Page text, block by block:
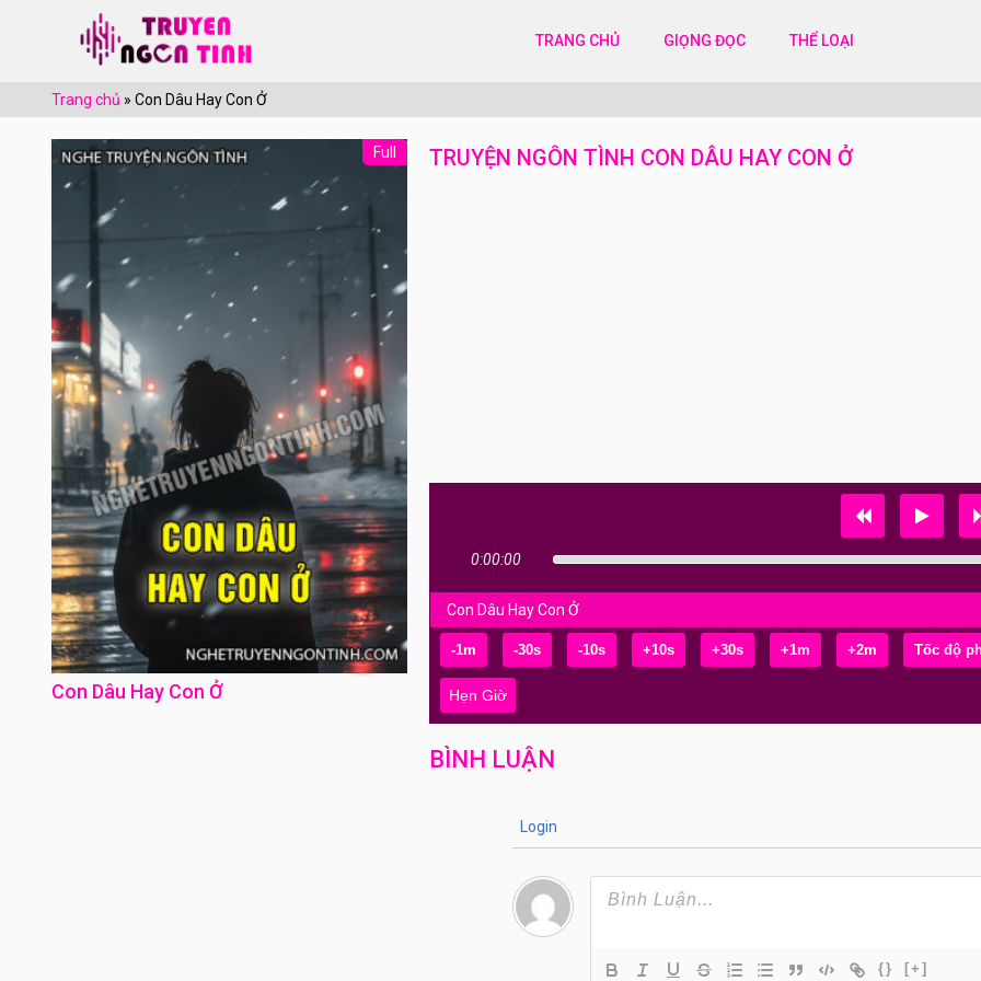
TRANG CHỦ GIỌNG ĐỌC THỂ LOẠI
Trang chủ » Con Dâu Hay Con Ở
Full
Con Dâu Hay Con Ở
TRUYỆN NGÔN TÌNH CON DÂU HAY CON Ở
0:00:00
Con Dâu Hay Con Ở
-1m -30s -10s +10s +30s +1m +2m
Hẹn Giờ
BÌNH LUẬN
Login
{} [+]